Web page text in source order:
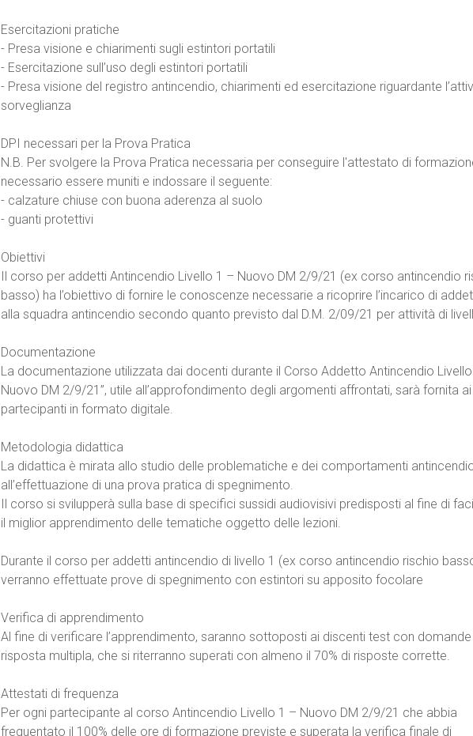
Esercitazioni pratiche
- Presa visione e chiarimenti sugli estintori portatili
- Esercitazione sull’uso degli estintori portatili
- Presa visione del registro antincendio, chiarimenti ed esercitazione riguardante
sorveglianza
DPI necessari per la Prova Pratica
N.B. Per svolgere la Prova Pratica necessaria per conseguire l'attestato di
necessario essere muniti e indossare il seguente:
- calzature chiuse con buona aderenza al suolo
- guanti protettivi
Obiettivi
Il corso per addetti Antincendio Livello 1 – Nuovo DM 2/9/21 (ex corso antincendio
basso) ha l’obiettivo di fornire le conoscenze necessarie a ricoprire l’incarico di
alla squadra antincendio secondo quanto previsto dal D.M. 2/09/21 per attività di
Documentazione
La documentazione utilizzata dai docenti durante il Corso Addetto Antincendio
Nuovo DM 2/9/21”, utile all’approfondimento degli argomenti affrontati, sarà fornita ai
partecipanti in formato digitale.
Metodologia didattica
La didattica è mirata allo studio delle problematiche e dei comportamenti
all’effettuazione di una prova pratica di spegnimento.
Il corso si svilupperà sulla base di specifici sussidi audiovisivi predisposti al fine di
il miglior apprendimento delle tematiche oggetto delle lezioni.
Durante il corso per addetti antincendio di livello 1 (ex corso antincendio rischio
verranno effettuate prove di spegnimento con estintori su apposito focolare
Verifica di apprendimento
Al fine di verificare l’apprendimento, saranno sottoposti ai discenti test con domande
risposta multipla, che si riterranno superati con almeno il 70% di risposte corrette.
Attestati di frequenza
Per ogni partecipante al corso Antincendio Livello 1 – Nuovo DM 2/9/21 che abbia
frequentato il 100% delle ore di formazione previste e superata la verifica finale di